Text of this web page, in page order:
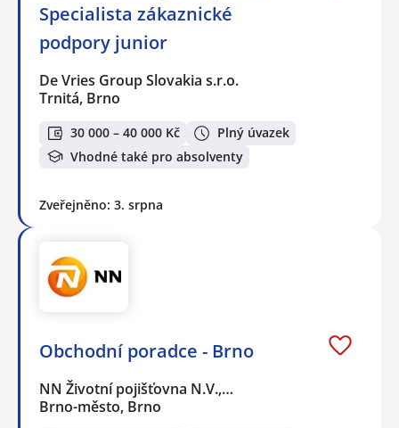
Specialista zákaznické
podpory junior
De Vries Group Slovakia s.r.o.
Trnitá, Brno
30 000 – 40 000 Kč
Plný úvazek
Vhodné také pro absolventy
Zveřejněno: 3. srpna
Obchodní poradce - Brno
NN Životní pojišťovna N.V.,…
Brno-město, Brno